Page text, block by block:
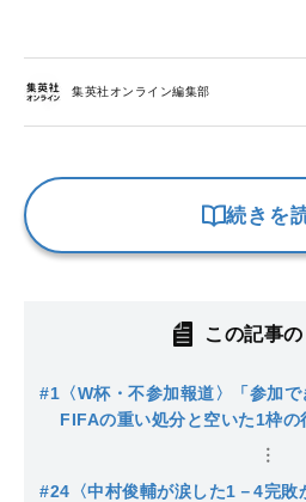
集英社オンライン編集部
続きを
この記事
#1 〈W杯・不参加報道〉「参加
FIFAの重い処分と空いた1枠の
#24 〈中村俊輔が涙した1－4完